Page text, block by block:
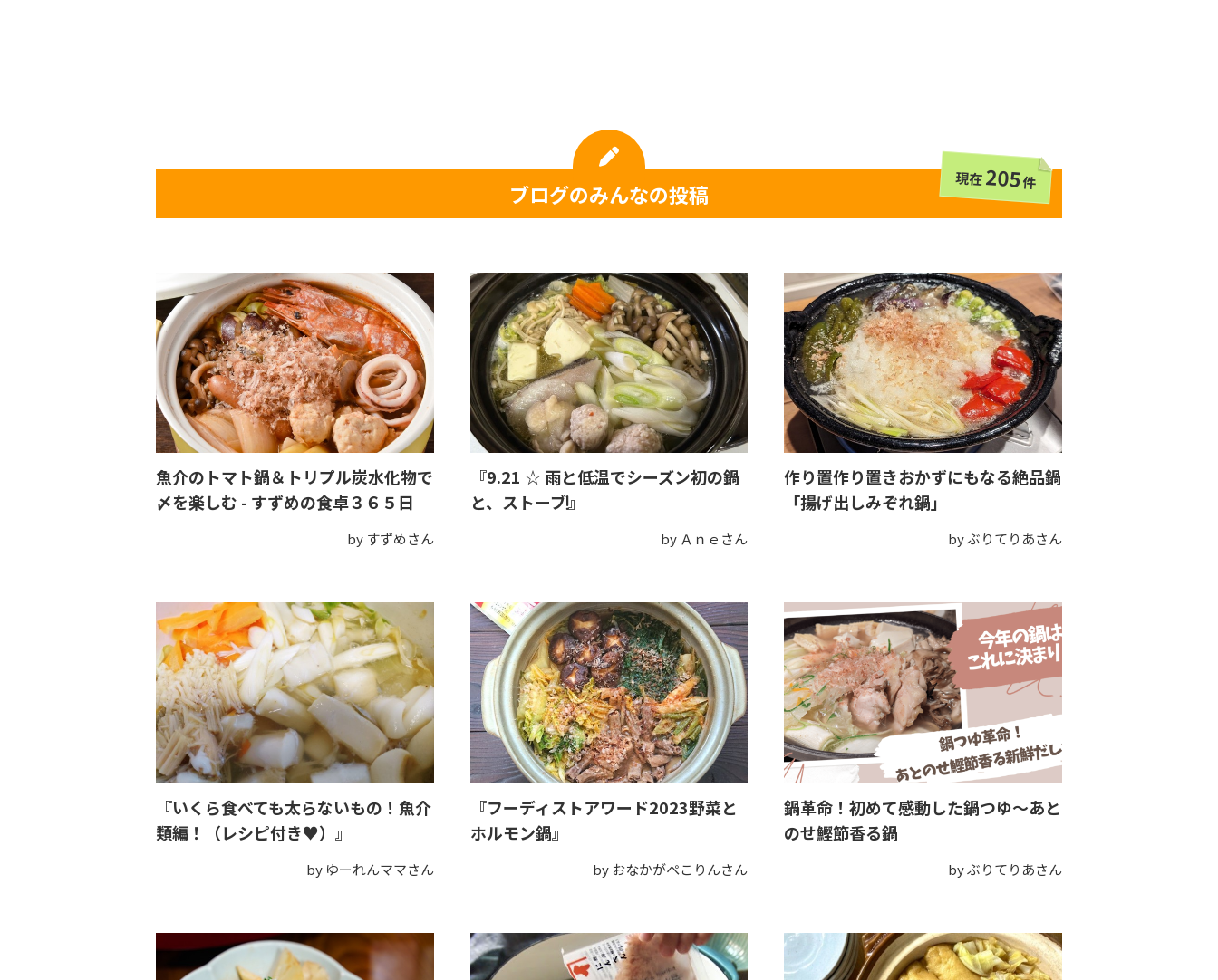
ブログのみんなの投稿
現在205件
魚介のトマト鍋＆トリプル炭水化物で
〆を楽しむ - すずめの食卓３６５日
by すずめさん
『9.21 ☆ 雨と低温でシーズン初の鍋
と、ストーブ❗️』
by Ａｎｅさん
作り置作り置きおかずにもなる絶品鍋
「揚げ出しみぞれ鍋」
by ぶりてりあさん
『いくら食べても太らないもの！魚介
類編！（レシピ付き♥）』
by ゆーれんママさん
『フーディストアワード2023野菜と
ホルモン鍋』
by おなかがぺこりんさん
鍋革命！初めて感動した鍋つゆ～あと
のせ鰹節香る鍋
by ぶりてりあさん